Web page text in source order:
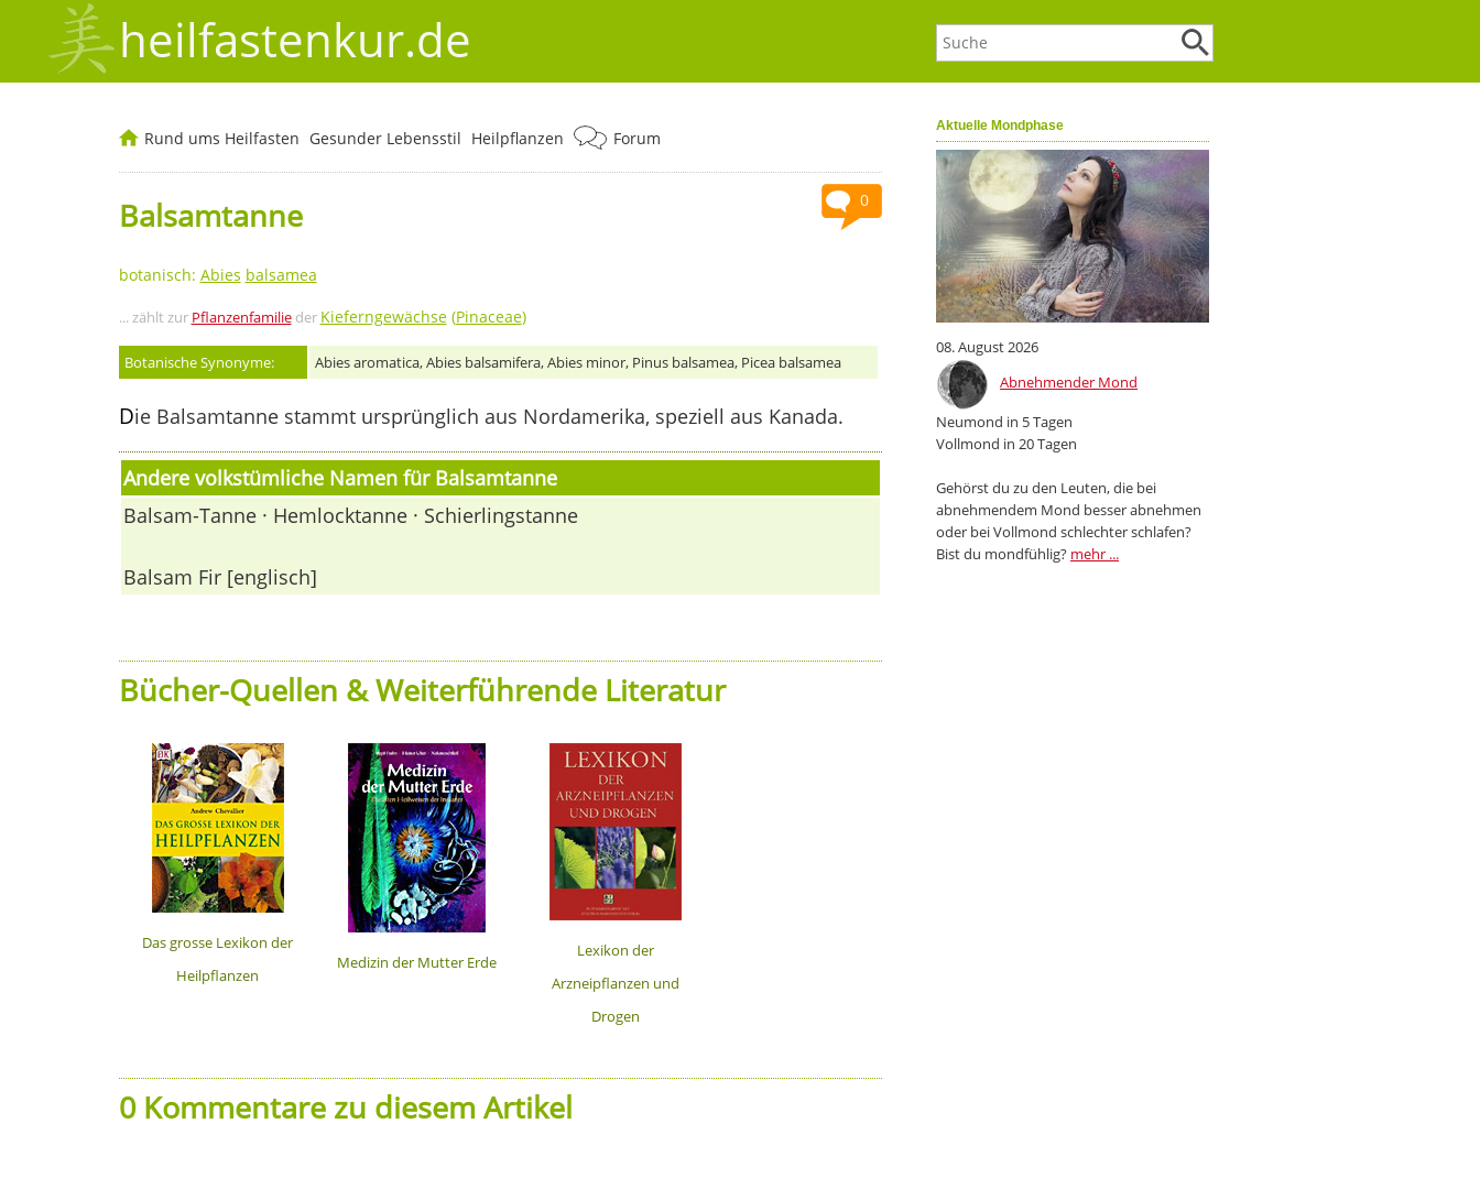
heilfastenkur.de
Aktuelle Mondphase
08. August 2026
Abnehmender Mond
Neumond in 5 Tagen
Vollmond in 20 Tagen
Gehörst du zu den Leuten, die bei
abnehmendem Mond besser abnehmen
oder bei Vollmond schlechter schlafen?
Bist du mondfühlig? mehr ...
Rund ums Heilfasten Gesunder Lebensstil Heilpflanzen Forum
0
Balsamtanne
botanisch: Abies balsamea
... zählt zur Pflanzenfamilieder Kieferngewächse(Pinaceae)
Botanische Synonyme: Abies aromatica, Abies balsamifera, Abies minor, Pinus balsamea, Picea balsamea
Die Balsamtanne stammt ursprünglich aus Nordamerika, speziell aus Kanada.
Andere volkstümliche Namen für Balsamtanne
Balsam-Tanne · Hemlocktanne · Schierlingstanne
Balsam Fir [englisch]
Bücher-Quellen & Weiterführende Literatur
Das grosse Lexikon der
Heilpflanzen
Medizin der Mutter Erde
Lexikon der
Arzneipflanzen und
Drogen
0 Kommentare zu diesem Artikel